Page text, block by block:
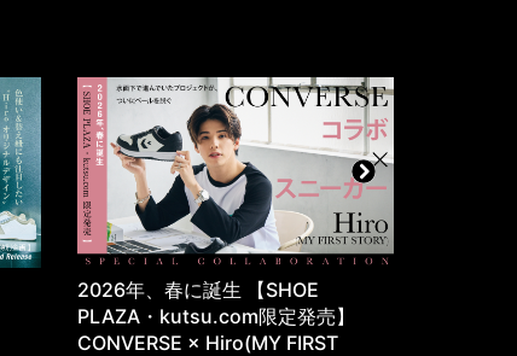
2026年、春に誕生 【SHOE
PLAZA・kutsu.com限定発売】
CONVERSE × Hiro(MY FIRST